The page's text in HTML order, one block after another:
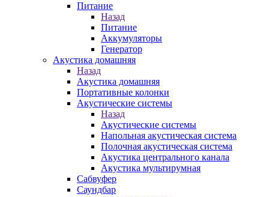
Питание
Назад
Питание
Аккумуляторы
Генератор
Акустика домашняя
Назад
Акустика домашняя
Портативные колонки
Акустические системы
Назад
Акустические системы
Напольная акустическая система
Полочная акустическая система
Акустика центрального канала
Акустика мультирумная
Сабвуфер
Саундбар